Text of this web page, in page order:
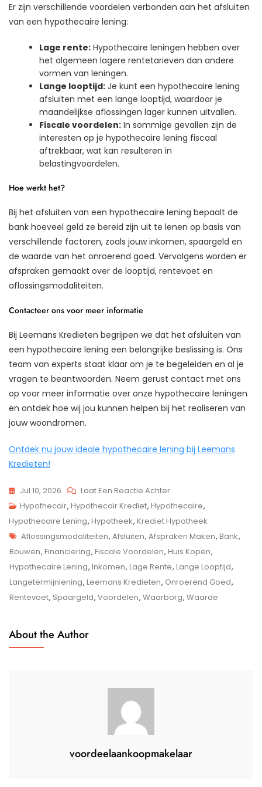
Er zijn verschillende voordelen verbonden aan het afsluiten
van een hypothecaire lening:
Lage rente: Hypothecaire leningen hebben over
het algemeen lagere rentetarieven dan andere
vormen van leningen.
Lange looptijd: Je kunt een hypothecaire lening
afsluiten met een lange looptijd, waardoor je
maandelijkse aflossingen lager kunnen uitvallen.
Fiscale voordelen: In sommige gevallen zijn de
interesten op je hypothecaire lening fiscaal
aftrekbaar, wat kan resulteren in
belastingvoordelen.
Hoe werkt het?
Bij het afsluiten van een hypothecaire lening bepaalt de
bank hoeveel geld ze bereid zijn uit te lenen op basis van
verschillende factoren, zoals jouw inkomen, spaargeld en
de waarde van het onroerend goed. Vervolgens worden er
afspraken gemaakt over de looptijd, rentevoet en
aflossingsmodaliteiten.
Contacteer ons voor meer informatie
Bij Leemans Kredieten begrijpen we dat het afsluiten van
een hypothecaire lening een belangrijke beslissing is. Ons
team van experts staat klaar om je te begeleiden en al je
vragen te beantwoorden. Neem gerust contact met ons
op voor meer informatie over onze hypothecaire leningen
en ontdek hoe wij jou kunnen helpen bij het realiseren van
jouw woondromen.
Ontdek nu jouw ideale hypothecaire lening bij Leemans
Kredieten!
Jul 10, 2026 Laat Een Reactie AchterOp
Jouw
Droomhuis
Binnen
Handbereik
Met
Onze
Voordelige
Hypothecair, Hypothecair Krediet, Hypothecaire,
Hypothecaire Lening, Hypotheek, Krediet Hypotheek
Tags
Aflossingsmodaliteiten, Afsluiten, Afspraken Maken, Bank,
Bouwen, Financiering, Fiscale Voordelen, Huis Kopen,
Hypothecaire Lening, Inkomen, Lage Rente, Lange Looptijd,
Langetermijnlening, Leemans Kredieten, Onroerend Goed,
Rentevoet, Spaargeld, Voordelen, Waarborg, Waarde
About the Author
voordeelaankoopmakelaar